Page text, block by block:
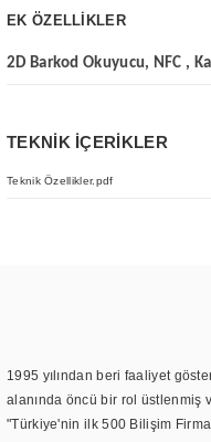
EK ÖZELLİKLER
2D Barkod Okuyucu, NFC ,
TEKNİK İÇERİKLER
Teknik Özellikler.pdf
1995 yılından beri faaliyet
alanında öncü bir rol üstlenmiş
"Türkiye'nin ilk 500 Bilişim